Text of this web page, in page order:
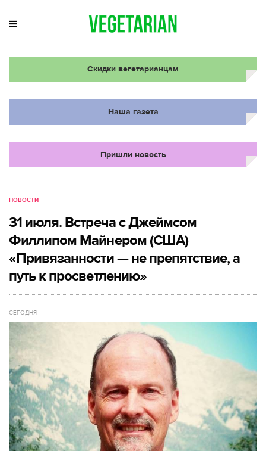
Скидки вегетарианцам
Наша газета
Пришли новость
НОВОСТИ
31 июля. Встреча с Джеймсом
Филлипом Майнером (США)
«Привязанности — не препятствие, а
путь к просветлению»
СЕГОДНЯ